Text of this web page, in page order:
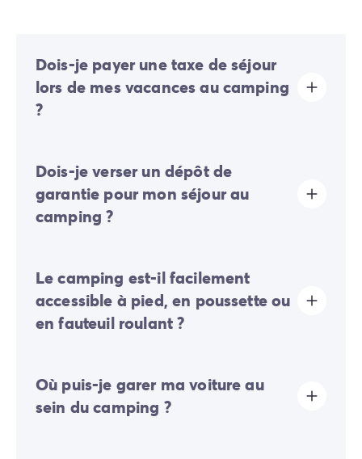
Dois-je payer une taxe de séjour
lors de mes vacances au camping
?
sites touristiques. Il vous faudra donc l’acquitter lors
de votre enregistrement en ligne ou une fois sur place.
Dois-je verser un dépôt de
garantie pour mon séjour au
camping ?
votre enregistrement en ligne ou une fois sur place.
Le camping est-il facilement
accessible à pied, en poussette ou
en fauteuil roulant ?
camping se font facilement à pied, en poussette ou en
fauteuil roulant.
Où puis-je garer ma voiture au
sein du camping ?